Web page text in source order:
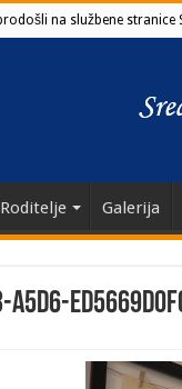
na službene stranice
Galerija
a5d6-